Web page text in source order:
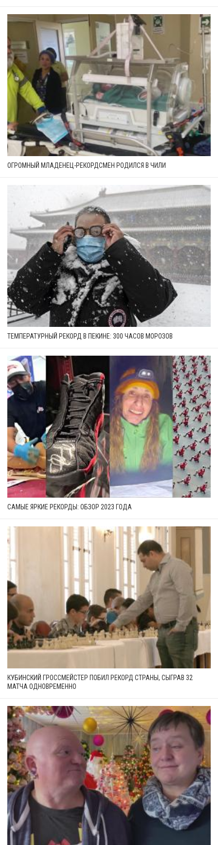
ОГРОМНЫЙ МЛАДЕНЕЦ-РЕКОРДСМЕН РОДИЛСЯ В ЧИЛИ
ТЕМПЕРАТУРНЫЙ РЕКОРД В ПЕКИНЕ: 300 ЧАСОВ МОРОЗОВ
САМЫЕ ЯРКИЕ РЕКОРДЫ: ОБЗОР 2023 ГОДА
КУБИНСКИЙ ГРОССМЕЙСТЕР ПОБИЛ РЕКОРД СТРАНЫ, СЫГРАВ 32
МАТЧА ОДНОВРЕМЕННО